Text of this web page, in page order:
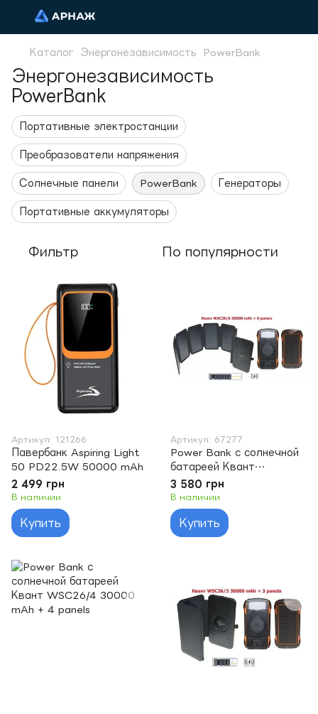
Каталог Энергонезависимость PowerBank
Энергонезависимость
PowerBank
Портативные электростанции
Преобразователи напряжения
Солнечные панели PowerBank Генераторы
Портативные аккумуляторы
Фильтр По популярности
Артикул: 121266
Павербанк Aspiring Light
50 PD22.5W 50000 mAh
2 499 грн
В наличии
Купить
Артикул: 67277
Power Bank с солнечной
батареей Квант
WSC26/6 30000 mAh + 6
panels
3 580 грн
В наличии
Купить